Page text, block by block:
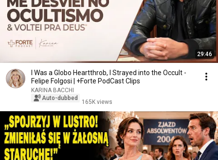
29:46
I Was a Globo Heartthrob, I Strayed into the Occult -
Felipe Folgosi | +Forte PodCast Clips
KARINA BACCHI
Auto-dubbed
165K views